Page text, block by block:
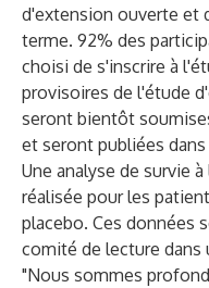
d'extension ouverte et
terme. 92% des
choisi de s'inscrire à
provisoires de l'étude
seront bientôt
et seront publiées
Une analyse de survie
réalisée pour les
placebo. Ces données
comité de lecture dans
"Nous sommes